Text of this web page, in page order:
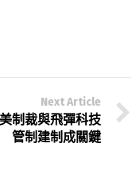
Next Article
制裁與飛彈科技
管制建制成關鍵